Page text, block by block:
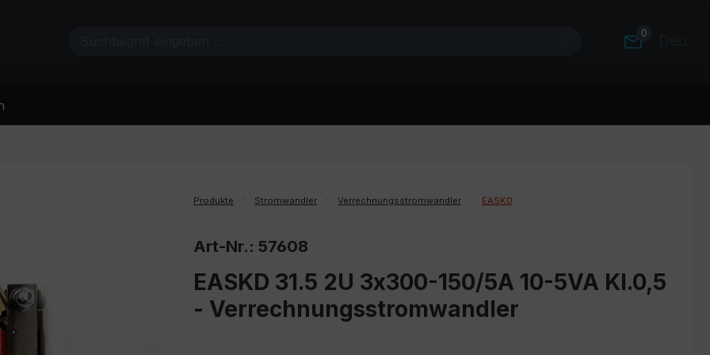
0
Produkte Stromwandler Verrechnungsstromwandler EASKD
Art-Nr.: 57608
EASKD 31.5 2U 3x300-150/5A 10-5VA Kl.0,5
- Verrechnungsstromwandler